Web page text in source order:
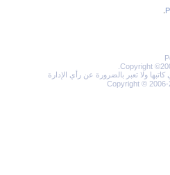
تعبر بالضرورة عن رأي الإدارة
Copyright ©